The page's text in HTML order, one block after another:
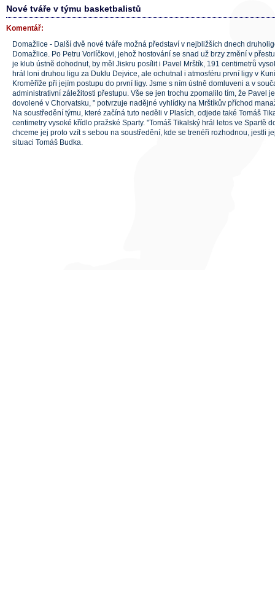
Nové tváře v týmu basketbalistů
Komentář:
Domažlice - Další dvě nové tváře možná představí v nejbližších dnech
Domažlice. Po Petru Vorlíčkovi, jehož hostování se snad už brzy změní v
je klub ústně dohodnut, by měl Jiskru posílit i Pavel Mrštík, 191 centimetrů
hrál loni druhou ligu za Duklu Dejvice, ale ochutnal i atmosféru první ligy v
Kroměříže při jejím postupu do první ligy. Jsme s ním ústně domluveni a v
administrativní záležitosti přestupu. Vše se jen trochu zpomalilo tím, že Pavel
dovolené v Chorvatsku, " potvrzuje nadějné vyhlídky na Mrštíkův příchod
Na soustředění týmu, které začíná tuto neděli v Plasích, odjede také Tomáš
centimetry vysoké křídlo pražské Sparty. "Tomáš Tikalský hrál letos ve Spartě
chceme jej proto vzít s sebou na soustředění, kde se trenéři rozhodnou, jestli
situaci Tomáš Budka.